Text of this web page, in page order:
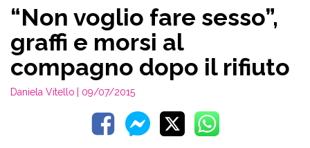
“Non voglio fare sesso”,
graffi e morsi al
compagno dopo il rifiuto
Daniela Vitello | 09/07/2015